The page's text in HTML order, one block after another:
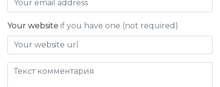
Your website if you have one (not required)